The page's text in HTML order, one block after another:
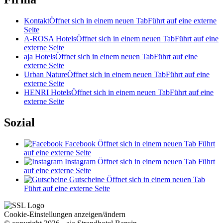
KontaktÖffnet sich in einem neuen TabFührt auf eine externe
Seite
A-ROSA HotelsÖffnet sich in einem neuen TabFührt auf eine
externe Seite
aja HotelsÖffnet sich in einem neuen TabFührt auf eine
externe Seite
Urban NatureÖffnet sich in einem neuen TabFührt auf eine
externe Seite
HENRI HotelsÖffnet sich in einem neuen TabFührt auf eine
externe Seite
Sozial
Facebook Öffnet sich in einem neuen Tab Führt
auf eine externe Seite
Instagram Öffnet sich in einem neuen Tab Führt
auf eine externe Seite
Gutscheine Öffnet sich in einem neuen Tab
Führt auf eine externe Seite
Cookie-Einstellungen anzeigen/ändern